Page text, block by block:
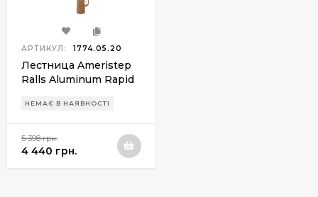
АРТИКУЛ: 1774.05.20
Лестница Ameristep
Ralls Aluminum Rapid
НЕМАЄ В НАЯВНОСТІ
5 398 грн.
4 440 грн.